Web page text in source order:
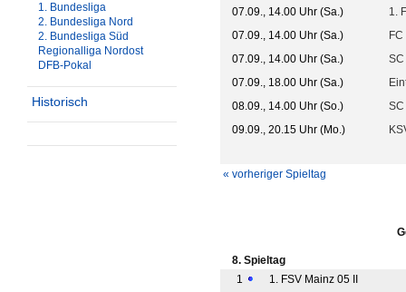
1. Bundesliga
2. Bundesliga Nord
2. Bundesliga Süd
Regionalliga Nordost
DFB-Pokal
Historisch
07.09., 14.00 Uhr (Sa.)
1.
07.09., 14.00 Uhr (Sa.)
07.09., 14.00 Uhr (Sa.)
SC
07.09., 18.00 Uhr (Sa.)
08.09., 14.00 Uhr (So.)
09.09., 20.15 Uhr (Mo.)
« vorheriger Spieltag
8. Spieltag
1
1. FSV Mainz 05 II